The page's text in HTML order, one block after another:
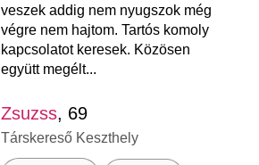
veszek addig nem nyugszok még
végre nem hajtom. Tartós komoly
kapcsolatot keresek. Közösen
együtt megélt...
Zsuzss, 69
Társkereső Keszthely